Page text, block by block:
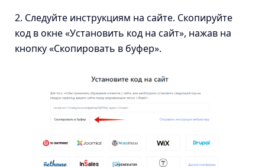
2. Следуйте инструкциям на сайте. Скопируйте
код в окне «Установить код на сайт», нажав на
кнопку «Скопировать в буфер».